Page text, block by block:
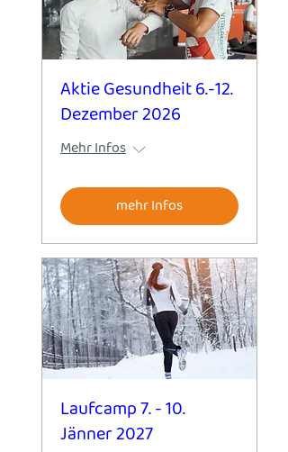
Aktie Gesundheit 6.-12.
Dezember 2026
Mehr Infos
mehr Infos
Laufcamp 7. - 10.
Jänner 2027